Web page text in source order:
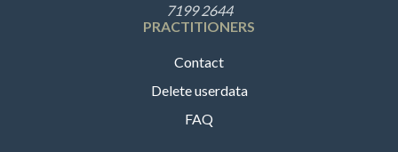
7199 2644
PRACTITIONERS
Contact
Delete userdata
FAQ